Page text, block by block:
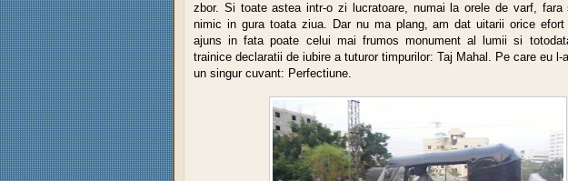
zbor. Si toate astea intr-o zi lucratoare, numai la orele de varf, fara
nimic in gura toata ziua. Dar nu ma plang, am dat uitarii orice
ajuns in fata poate celui mai frumos monument al lumii si
trainice declaratii de iubire a tuturor timpurilor: Taj Mahal. Pe care eu l-
un singur cuvant: Perfectiune.